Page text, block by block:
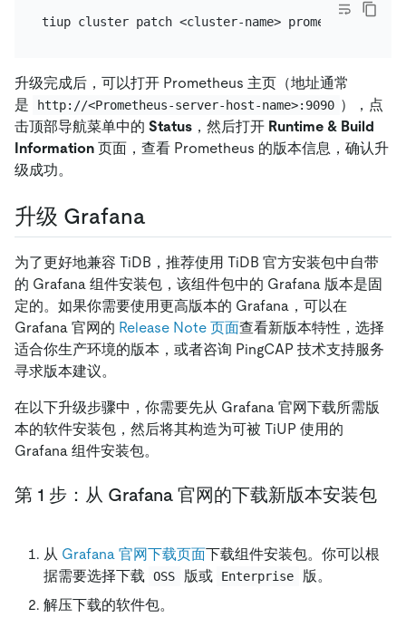
升级完成后，可以打开 Prometheus 主页（地址通常
是
http://<Prometheus-server-host-name>:9090 ），点
击顶部导航菜单中的 Status ，然后打开 Runtime & Build
Information 页面，查看 Prometheus 的版本信息，确认升
级成功。
升级 Grafana
为了更好地兼容 TiDB，推荐使用 TiDB 官方安装包中自带
的 Grafana 组件安装包，该组件包中的 Grafana 版本是固
定的。如果你需要使用更高版本的 Grafana，可以在
Grafana 官网的 Release Note 页面查看新版本特性，选择
适合你生产环境的版本，或者咨询 PingCAP 技术支持服务
寻求版本建议。
在以下升级步骤中，你需要先从 Grafana 官网下载所需版
本的软件安装包，然后将其构造为可被 TiUP 使用的
Grafana 组件安装包。
第 1 步：从 Grafana 官网的下载新版本安装包
从 Grafana 官网下载页面下载组件安装包。你可以根
据需要选择下载
OSS 版或 Enterprise
版。
解压下载的软件包。